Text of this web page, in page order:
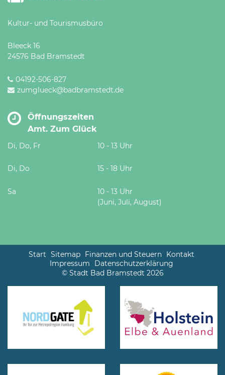
Kultur- und Tourismusbüro
Bleeck 16
24576 Bad Bramstedt
04192-506-827
zumglueck@badbramstedt.de
Öffnungszeiten
Amt. Zum Glück
Di, Do, Fr 10 - 13 Uhr
Di, Do 15 - 18 Uhr
Sa
10 - 13 Uhr
(Juni, Juli, August)
Start Sitemap Finanzen und Steuern Kontakt
Impressum
Datenschutzerklärung
© Stadt Bad Bramstedt 2026